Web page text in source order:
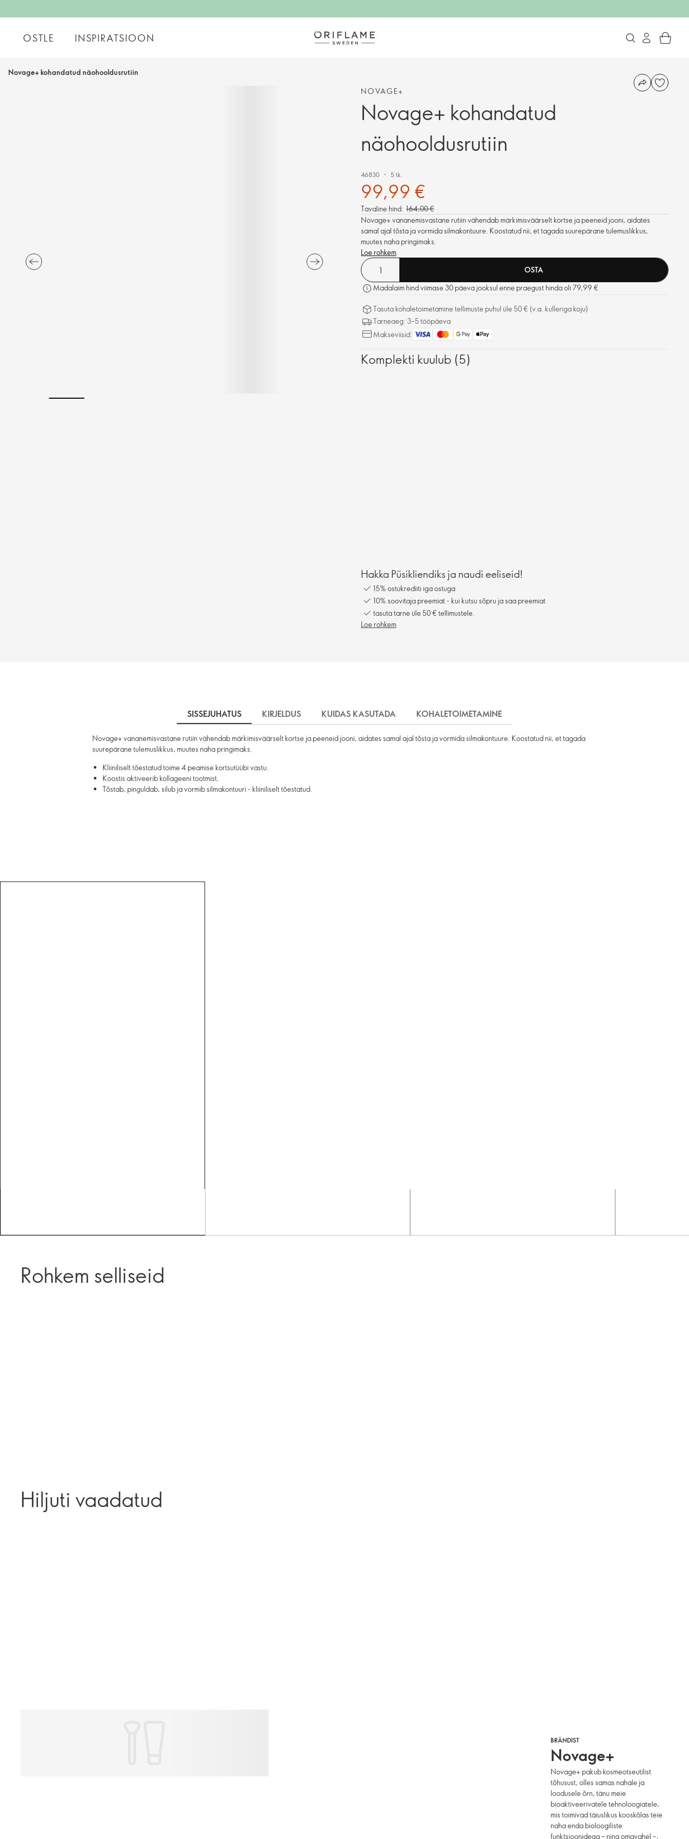
OSTLE INSPIRATSIOON
Novage+ kohandatud näohooldusrutiin
NOVAGE+
Novage+ kohandatud
näohooldusrutiin
46830 5 tk.
99,99 €
Tavaline hind: 164,00 €
Novage+ vananemisvastane rutiin vähendab märkimisväärselt kortse ja peeneid jooni, aidates
samal ajal tõsta ja vormida silmakontuure. Koostatud nii, et tagada suurepärane tulemuslikkus,
muutes naha pringimaks.
Loe rohkem
OSTA
Madalaim hind viimase 30 päeva jooksul enne praegust hinda oli 79,99 €
Tasuta kohaletoimetamine tellimuste puhul üle 50 € (v.a. kulleriga koju)
Tarneaeg: 3–5 tööpäeva
Makseviisid:
Komplekti kuulub (5)
Hakka Püsikliendiks ja naudi eeliseid!
15% ostukrediiti iga ostuga
10% soovitaja preemiat - kui kutsu sõpru ja saa preemiat
tasuta tarne üle 50 € tellimustele.
Loe rohkem
SISSEJUHATUS KIRJELDUS KUIDAS KASUTADA KOHALETOIMETAMINE
Novage+ vananemisvastane rutiin vähendab märkimisväärselt kortse ja peeneid jooni, aidates samal ajal tõsta ja vormida silmakontuure. Koostatud nii, et tagada
suurepärane tulemuslikkus, muutes naha pringimaks.
Kliiniliselt tõestatud toime 4 peamise kortsutüübi vastu.
Koostis aktiveerib kollageeni tootmist.
Tõstab, pinguldab, silub ja vormib silmakontuuri - kliiniliselt tõestatud.
Rohkem selliseid
Hiljuti vaadatud
BRÄNDIST
Novage+
Novage+ pakub kosmeotseutilist
tõhusust, olles samas nahale ja
loodusele õrn, tänu meie
bioaktiveerivatele tehnoloogiatele,
mis toimivad täiuslikus kooskõlas teie
naha enda bioloogiliste
funktsioonidega – ning omavahel –,